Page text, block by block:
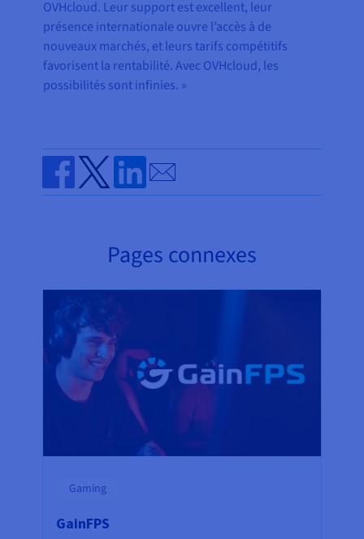
OVHcloud. Leur support est excellent, leur
présence internationale ouvre l’accès à de
nouveaux marchés, et leurs tarifs compétitifs
favorisent la rentabilité. Avec OVHcloud, les
possibilités sont infinies. »
Share on Facebook
Share on Twitter
Share on Linkedin
Send by email
Pages connexes
Gaming
GainFPS